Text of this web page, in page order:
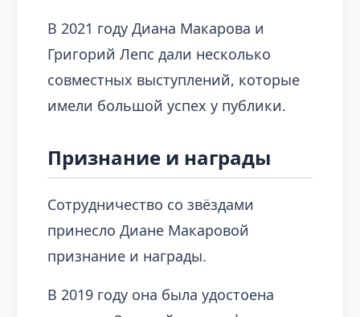
В 2021 году Диана Макарова и
Григорий Лепс дали несколько
совместных выступлений, которые
имели большой успех у публики.
Признание и награды
Сотрудничество со звёздами
принесло Диане Макаровой
признание и награды.
В 2019 году она была удостоена